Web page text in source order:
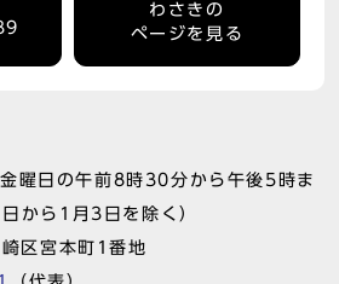
わさきの
ページを見る
曜日の午前8時30分から午後5時ま
から1月3日を除く）
区宮本町1番地